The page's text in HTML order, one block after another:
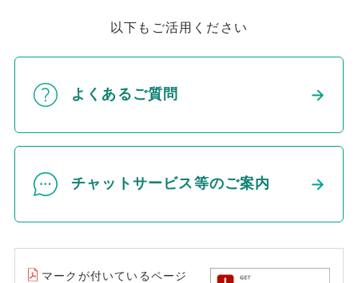
以下もご活用ください
よくあるご質問
チャットサービス等のご案内
マークが付いているページ